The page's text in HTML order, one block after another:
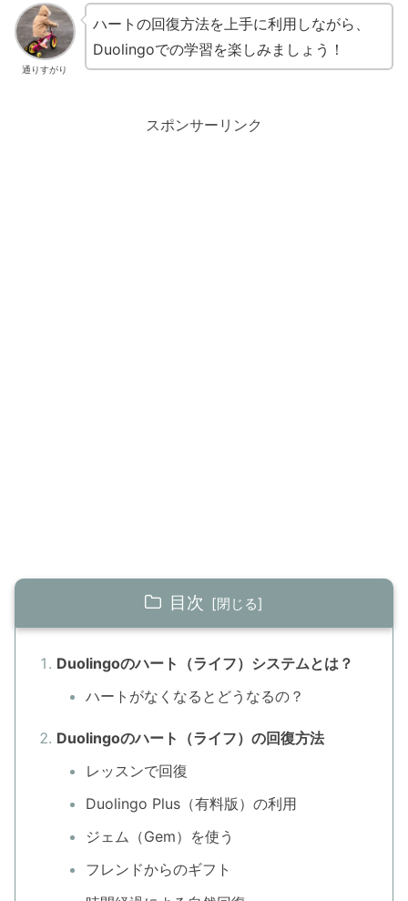
通りすがり
ハートの回復方法を上手に利用しながら、
Duolingoでの学習を楽しみましょう！
スポンサーリンク
目次
Duolingoのハート（ライフ）システムとは？
ハートがなくなるとどうなるの？
Duolingoのハート（ライフ）の回復方法
レッスンで回復
Duolingo Plus（有料版）の利用
ジェム（Gem）を使う
フレンドからのギフト